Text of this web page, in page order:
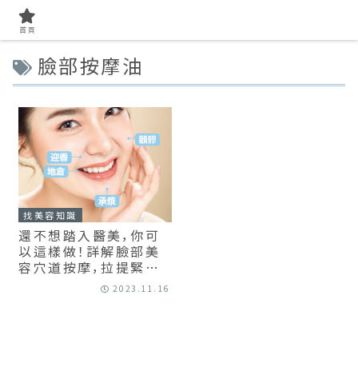
臉部按摩油
找美容知識
還不想踏入醫美，你可
以這樣做！詳解臉部美
容穴道按摩，拉提緊緻、
2023.11.16
首頁